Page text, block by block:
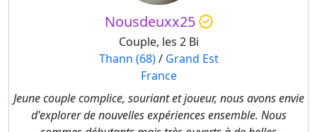
Nousdeuxx25
Couple, les 2 Bi
Thann (68)/ Grand Est
France
Jeune couple complice, souriant et joueur, nous avons envie
d'explorer de nouvelles expériences ensemble. Nous